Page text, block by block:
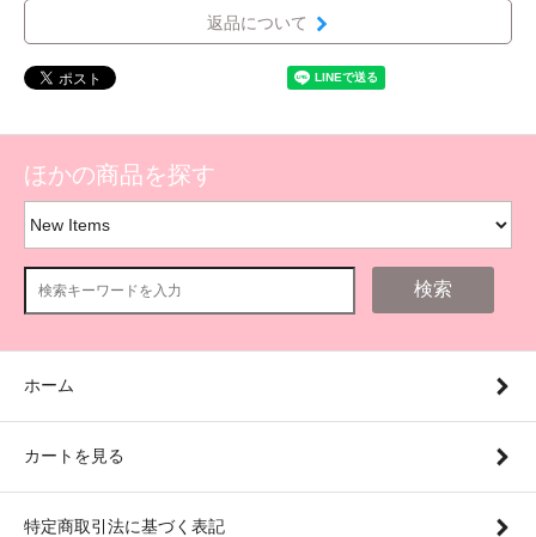
返品について
ほかの商品を探す
検索
ホーム
カートを見る
特定商取引法に基づく表記